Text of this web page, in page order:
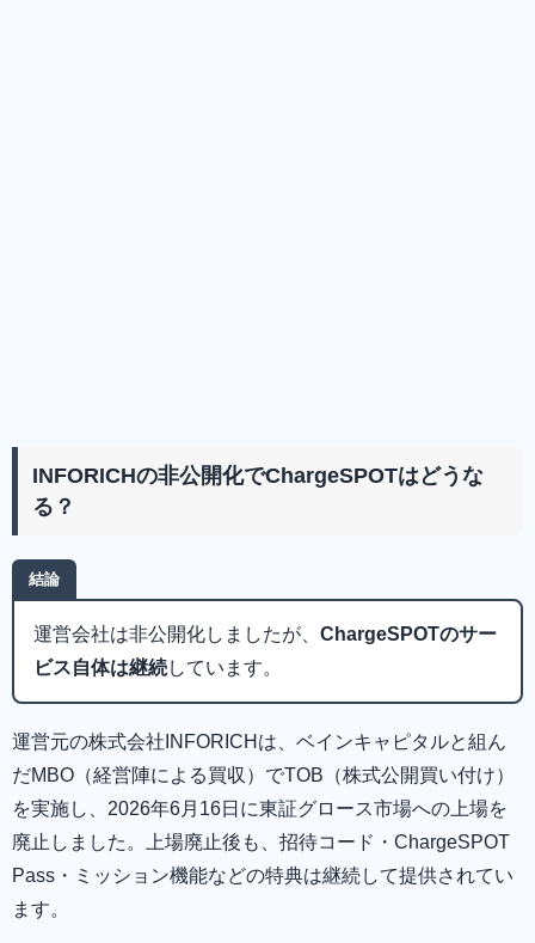
INFORICHの非公開化でChargeSPOTはどうな
る？
結論
運営会社は非公開化しましたが、 ChargeSPOTのサー
ビス自体は継続しています。
運営元の株式会社INFORICHは、ベインキャピタルと組ん
だMBO（経営陣による買収）でTOB（株式公開買い付け）
を実施し、2026年6月16日に東証グロース市場への上場を
廃止しました。上場廃止後も、招待コード・ChargeSPOT
Pass・ミッション機能などの特典は継続して提供されてい
ます。